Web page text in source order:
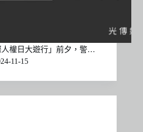
人權日大遊行」前夕，警…
11-15